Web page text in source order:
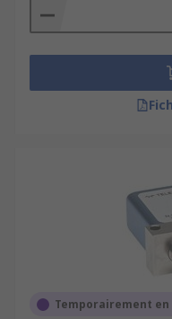
Temporairement